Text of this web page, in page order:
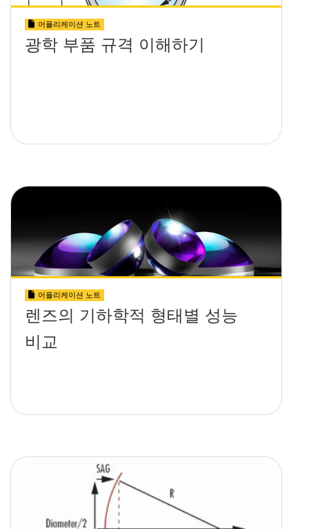
어플리케이션 노트
광학 부품 규격 이해하기
어플리케이션 노트
렌즈의 기하학적 형태별 성능
비교